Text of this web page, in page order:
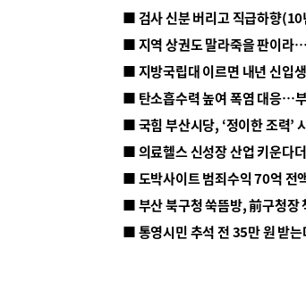
■ 지방국립대 이르면 내년 신입
■ 탄소흡수력 높여 폭염 대응…
■ 의료헬스 신성장 산업 키운다
■ 도박사이트 범죄수익 70억 전
■ 부산 북구청 쑥뜸방, 前구청장
■ 통영시민 추석 전 35만 원 받는